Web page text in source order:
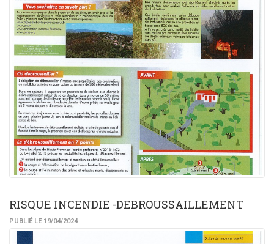
RISQUE INCENDIE -DEBROUSSAILLEMENT
PUBLIÉ LE 19/04/2024